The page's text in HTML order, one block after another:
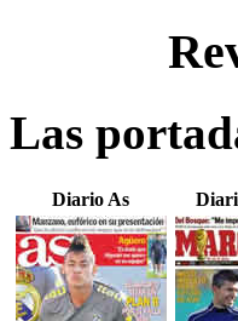
Las
Diario As